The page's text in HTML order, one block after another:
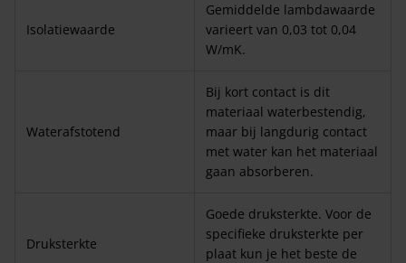
Isolatiewaarde
Gemiddelde lambdawaarde
varieert van 0,03 tot 0,04
W/mK.
Waterafstotend
Bij kort contact is dit
materiaal waterbestendig,
maar bij langdurig contact
met water kan het materiaal
gaan absorberen.
Druksterkte
Goede druksterkte. Voor de
specifieke druksterkte per
plaat kun je het beste de